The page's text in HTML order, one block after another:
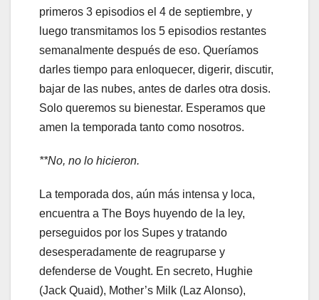
primeros 3 episodios el 4 de septiembre, y
luego transmitamos los 5 episodios restantes
semanalmente después de eso. Queríamos
darles tiempo para enloquecer, digerir, discutir,
bajar de las nubes, antes de darles otra dosis.
Solo queremos su bienestar. Esperamos que
amen la temporada tanto como nosotros.
**No, no lo hicieron.
La temporada dos, aún más intensa y loca,
encuentra a The Boys huyendo de la ley,
perseguidos por los Supes y tratando
desesperadamente de reagruparse y
defenderse de Vought. En secreto, Hughie
(Jack Quaid), Mother’s Milk (Laz Alonso),